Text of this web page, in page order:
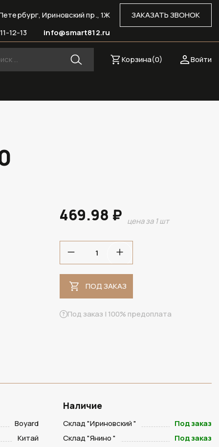
ЗАКАЗАТЬ ЗВОНОК
Ириновский пр., 1Ж
info@smart812.ru
12-13
Войти
Корзина(0)
469.98 ₽ цена за 1 шт
ПОД ЗАКАЗ
Под заказ | 100% предоплата
Boyard
Китай
Наличие
Склад "Ириновский "
Под заказ
Склад "Янино "
Под заказ